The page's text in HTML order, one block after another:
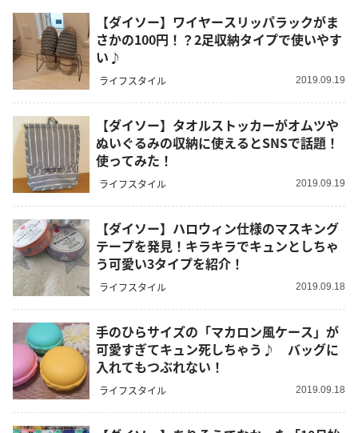
【ダイソー】ワイヤースリッパラックがま
さかの100円！？2足収納タイプで使いやす
い♪
ライフスタイル 2019.09.19
【ダイソー】タオルストッカーがオムツや
ぬいぐるみの収納に使えるとSNSで話題！
使ってみた！
ライフスタイル 2019.09.19
【ダイソー】ハロウィン仕様のマスキング
テープを発見！キラキラでキュンとしちゃ
う可愛い3タイプを紹介！
ライフスタイル 2019.09.18
手のひらサイズの「マカロン風ケース」が
可愛すぎてキュン死しちゃう♪ バッグに
入れてもつぶれない！
ライフスタイル 2019.09.18